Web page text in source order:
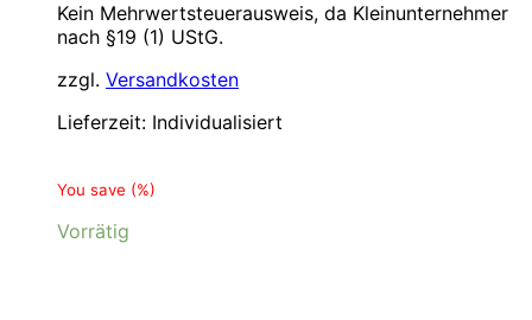
Kein Mehrwertsteuerausweis, da Kleinunternehmer
nach §19 (1) UStG.
zzgl. Versandkosten
Lieferzeit: Individualisiert
You save (%)
Vorrätig